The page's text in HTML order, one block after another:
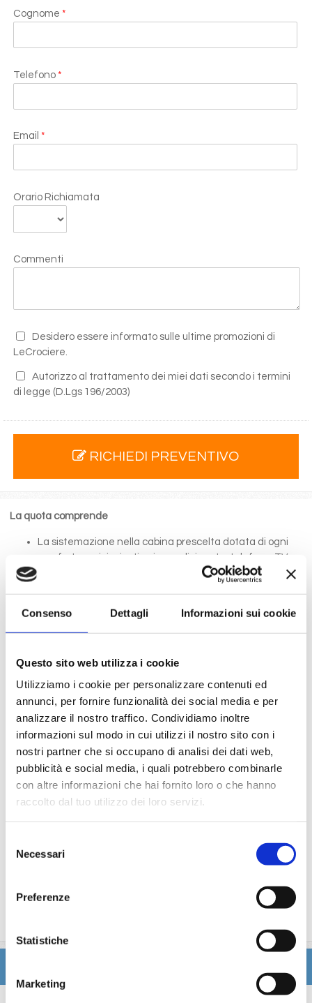
Consenso Dettagli Informazioni sui cookie
Questo sito web utilizza i cookie
Utilizziamo i cookie per personalizzare contenuti ed
annunci, per fornire funzionalità dei social media e per
analizzare il nostro traffico. Condividiamo inoltre
informazioni sul modo in cui utilizzi il nostro sito con i
nostri partner che si occupano di analisi dei dati web,
pubblicità e social media, i quali potrebbero combinarle
con altre informazioni che hai fornito loro o che hanno
raccolto dal tuo utilizzo dei loro servizi.
delNecessari
Preferenze
Statistiche
Marketing
Cognome *
Telefono *
Email *
Orario Richiamata
Commenti
Desidero essere informato sulle ultime promozioni di
LeCrociere.
Autorizzo al trattamento dei miei dati secondo i termini
di legge (D.Lgs 196/2003)
RICHIEDI PREVENTIVO
La quota comprende
La sistemazione nella cabina prescelta dotata di ogni
comfort: servizi privati, aria condizionata, telefono, TV
pranzo, cena a buffet o nei ristoranti principali ).
Bevande a dispenser, serata di Gala con menù
La partecipazione a tutte le attività di animazione
(giochi, concorsi, tornei, feste, serate a tema).
Gli spettacoli musicali o di cabaret nel teatro di bordo, i
L'utilizzo di tutte le attrezzature della nave: piscine,
lettini, teli mare, palestra, vasche idromassaggio,
biblioteca, discoteca.
Assicurazione multirischi.
Le quote di servizio altri servizi (parrucchiere, massaggi,
trattamenti estetici, medico, navigazione internet,